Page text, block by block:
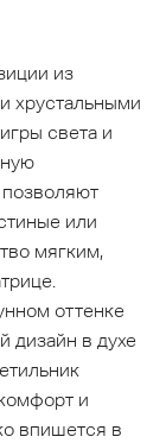
из
хрустальными
света и
или
мягким,
оттенке
дизайн в духе
и
впишется в